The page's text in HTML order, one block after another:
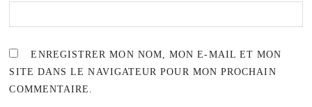
ENREGISTRER MON NOM, MON E-MAIL ET MON
SITE DANS LE NAVIGATEUR POUR MON PROCHAIN
COMMENTAIRE.